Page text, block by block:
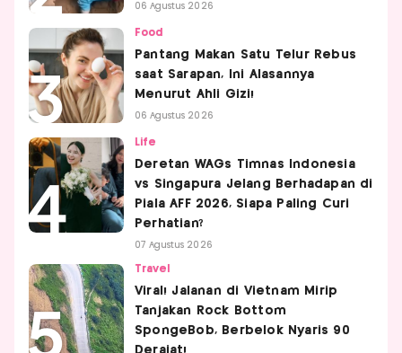
06 Agustus 2026
Food
Pantang Makan Satu Telur Rebus
saat Sarapan, Ini Alasannya
Menurut Ahli Gizi!
06 Agustus 2026
Life
Deretan WAGs Timnas Indonesia
vs Singapura Jelang Berhadapan di
Piala AFF 2026, Siapa Paling Curi
Perhatian?
07 Agustus 2026
Travel
Viral! Jalanan di Vietnam Mirip
Tanjakan Rock Bottom
SpongeBob, Berbelok Nyaris 90
Derajat!